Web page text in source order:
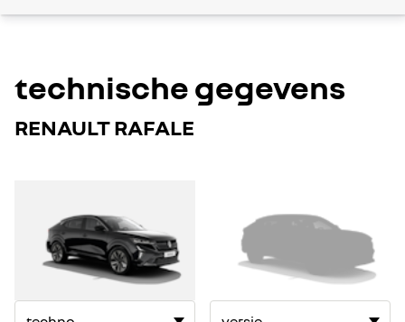
technische gegevens
RENAULT RAFALE